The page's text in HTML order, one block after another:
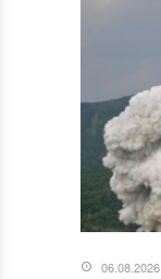
06.08.2026